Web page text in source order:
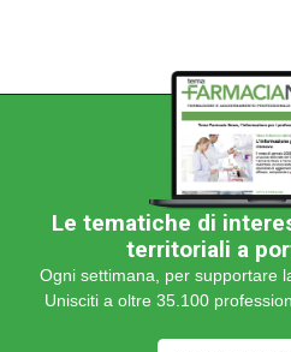
Le tematiche di
territoriali a
Ogni settimana, per supportare
Unisciti a oltre 35.100